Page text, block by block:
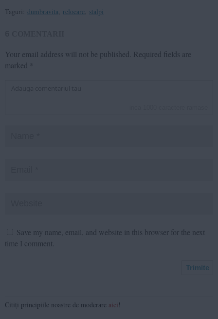
Taguri: dumbravita relocare stalpi
Your email address will not be published. Required fields are
marked *
Save my name, email, and website in this browser for the next
time I comment.
Citiți principiile noastre de moderare aici !